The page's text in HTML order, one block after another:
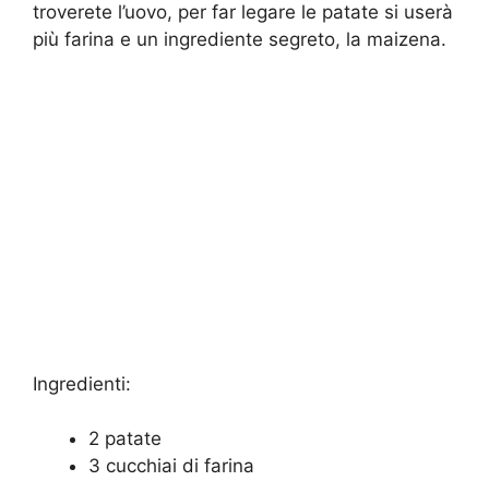
troverete l’uovo, per far legare le patate si userà
più farina e un ingrediente segreto, la maizena.
Ingredienti:
2 patate
3 cucchiai di farina